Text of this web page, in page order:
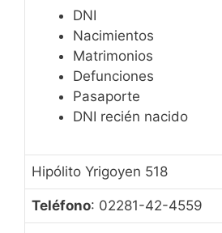
DNI
Nacimientos
Matrimonios
Defunciones
Pasaporte
DNI recién nacido
Hipólito Yrigoyen 518
Teléfono: 02281-42-4559